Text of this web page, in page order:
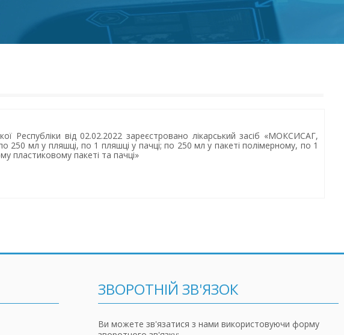
Республіки від 02.02.2022 зареєстровано лікарський засіб «МОКСИСАГ,
250 мл у пляшці, по 1 пляшці у пачці; по 250 мл у пакеті полімерному, по 1
пластиковому пакеті та пачці»
ЗВОРОТНІЙ ЗВ'ЯЗОК
Ви можете зв'язатися з нами використовуючи форму